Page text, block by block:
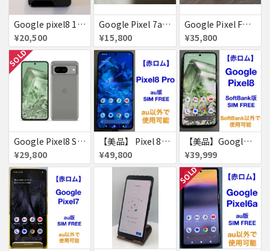
Google pixel8 128GB obsidian 付属品完備
¥20,500
Google Pixel 7a チャコール docomo版 付属品完備【赤ロム】
¥15,800
Google Pixel Fold ポーセリン 不具合なし
¥35,800
SOLD
Google Pixel8 SoftBank SIMフリー 送料無料
¥29,800
【美品】 Pixel 8 Pro 256GB 赤ロム
¥49,800
【美品】Google Pixel8 128GB 赤ロム
¥39,999
SOLD